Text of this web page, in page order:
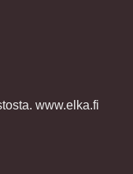
www.elka.fi